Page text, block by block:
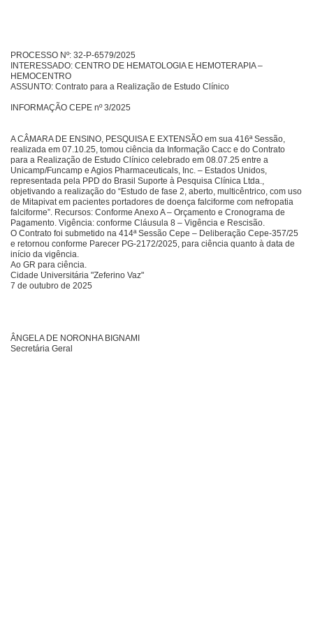
PROCESSO Nº: 32-P-6579/2025
INTERESSADO: CENTRO DE HEMATOLOGIA E HEMOTERAPIA –
HEMOCENTRO
ASSUNTO: Contrato para a Realização de Estudo Clínico
INFORMAÇÃO CEPE nº 3/2025
A CÂMARA DE ENSINO, PESQUISA E EXTENSÃO em sua 416ª Sessão,
realizada em 07.10.25, tomou ciência da Informação Cacc e do Contrato
para a Realização de Estudo Clínico celebrado em 08.07.25 entre a
Unicamp/Funcamp e Agios Pharmaceuticals, Inc. – Estados Unidos,
representada pela PPD do Brasil Suporte à Pesquisa Clínica Ltda.,
objetivando a realização do “Estudo de fase 2, aberto, multicêntrico, com uso
de Mitapivat em pacientes portadores de doença falciforme com nefropatia
falciforme”. Recursos: Conforme Anexo A – Orçamento e Cronograma de
Pagamento. Vigência: conforme Cláusula 8 – Vigência e Rescisão.
O Contrato foi submetido na 414ª Sessão Cepe – Deliberação Cepe-357/25
e retornou conforme Parecer PG-2172/2025, para ciência quanto à data de
início da vigência.
Ao GR para ciência.
Cidade Universitária "Zeferino Vaz"
7 de outubro de 2025
ÂNGELA DE NORONHA BIGNAMI
Secretária Geral